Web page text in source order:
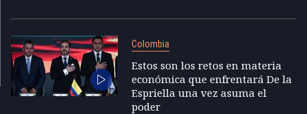
Colombia
Estos son los retos en materia
económica que enfrentará De la
Espriella una vez asuma el
poder